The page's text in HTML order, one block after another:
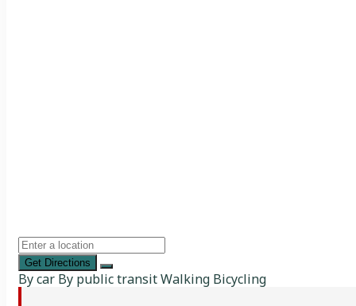
Get Directions
By car By public transitWalking Bicycling